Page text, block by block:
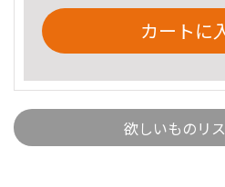
カートに
欲しいものリ